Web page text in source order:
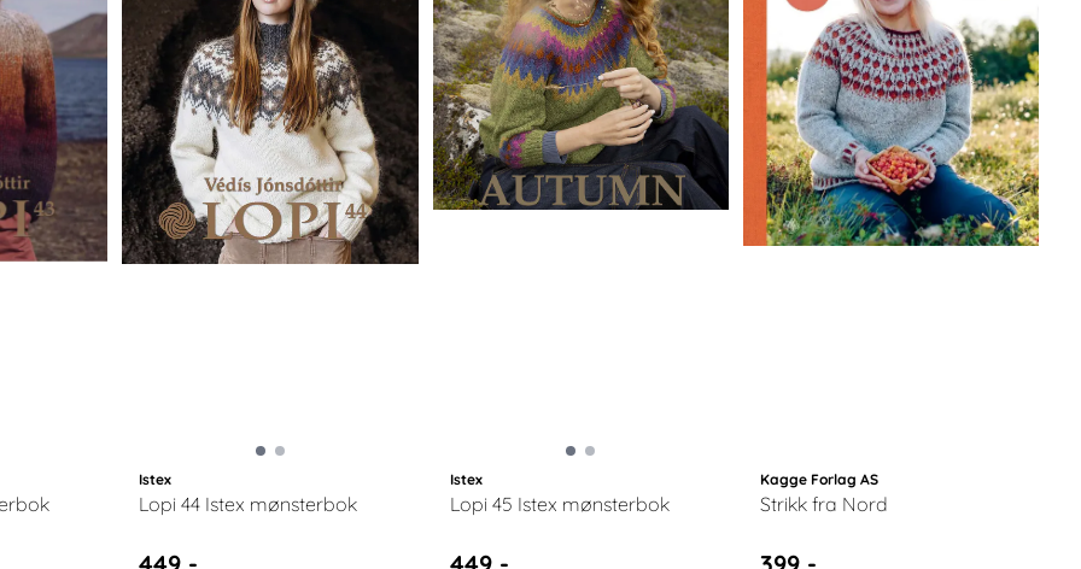
Istex
Lopi 44 Istex mønsterbok
Istex
Lopi 45 Istex mønsterbok
Kagge Forlag AS
Strikk fra Nord